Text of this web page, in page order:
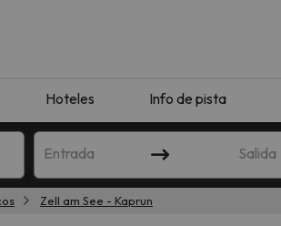
Hoteles Info de pista
Entrada Salida
Zell am See - Kaprun